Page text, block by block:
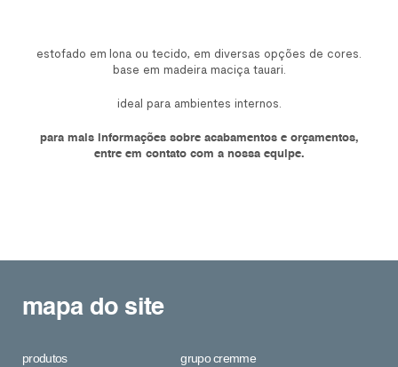
estofado em lona ou tecido, em diversas opções de cores.
base em madeira maciça tauari.
ideal para ambientes internos.
para mais informações sobre acabamentos e orçamentos,
entre em contato com a nossa equipe.
mapa do site
produtos
grupo cremme